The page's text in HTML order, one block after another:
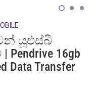
යූඑස්බී
16gb
Data Transfer